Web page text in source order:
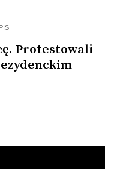
Protestowali